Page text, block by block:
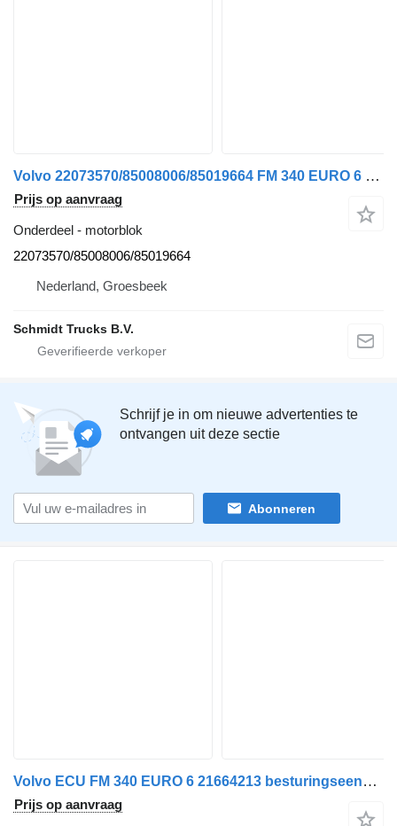
Volvo 22073570/85008006/85019664 FM 340 EURO 6 ONDERBLOK COMPLEET motorblok voor vrachtwagen
Prijs op aanvraag
Onderdeel - motorblok
22073570/85008006/85019664
Nederland, Groesbeek
Schmidt Trucks B.V.
Schrijf je in om nieuwe advertenties te
ontvangen uit deze sectie
Abonneren
Volvo ECU FM 340 EURO 6 21664213 besturingseenheid voor vrachtwagen
Prijs op aanvraag